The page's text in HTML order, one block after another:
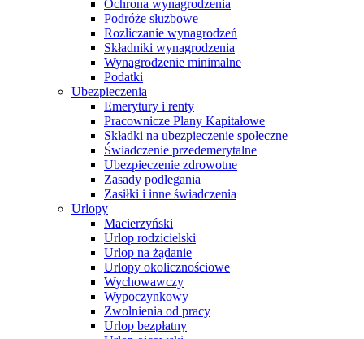
Ochrona wynagrodzenia
Podróże służbowe
Rozliczanie wynagrodzeń
Składniki wynagrodzenia
Wynagrodzenie minimalne
Podatki
Ubezpieczenia
Emerytury i renty
Pracownicze Plany Kapitałowe
Składki na ubezpieczenie społeczne
Świadczenie przedemerytalne
Ubezpieczenie zdrowotne
Zasady podlegania
Zasiłki i inne świadczenia
Urlopy
Macierzyński
Urlop rodzicielski
Urlop na żądanie
Urlopy okolicznościowe
Wychowawczy
Wypoczynkowy
Zwolnienia od pracy
Urlop bezpłatny